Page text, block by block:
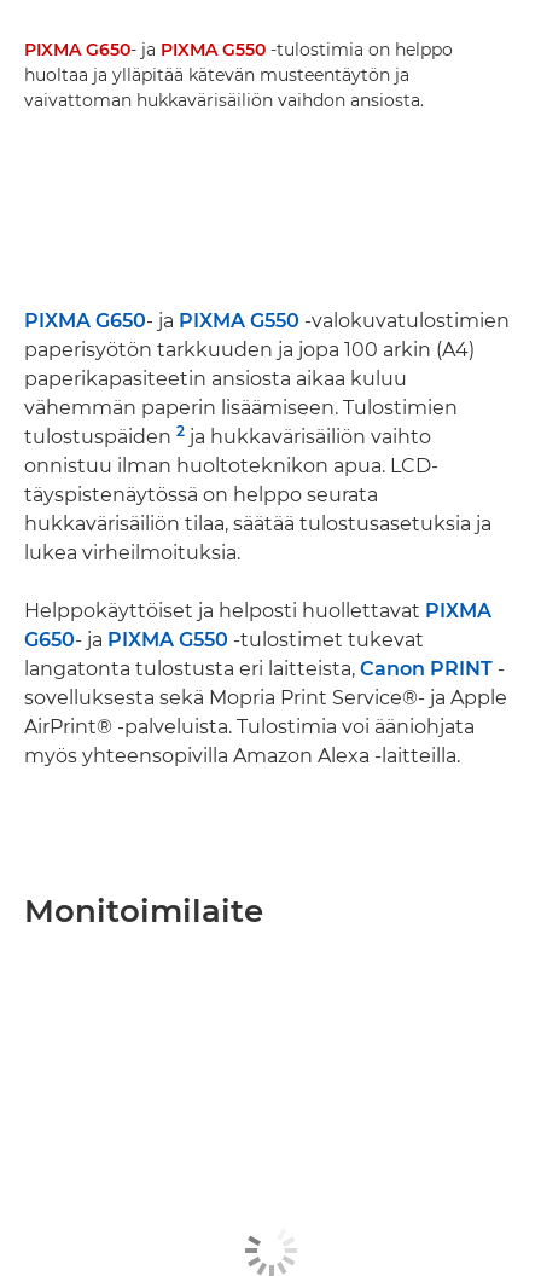
PIXMA G650- ja PIXMA G550 -tulostimia on helppo
huoltaa ja ylläpitää kätevän musteentäytön ja
vaivattoman hukkavärisäiliön vaihdon ansiosta.
PIXMA G650- ja PIXMA G550 -valokuvatulostimien
paperisyötön tarkkuuden ja jopa 100 arkin (A4)
paperikapasiteetin ansiosta aikaa kuluu
vähemmän paperin lisäämiseen. Tulostimien
tulostuspäiden 2 ja hukkavärisäiliön vaihto
onnistuu ilman huoltoteknikon apua. LCD-
täyspistenäytössä on helppo seurata
hukkavärisäiliön tilaa, säätää tulostusasetuksia ja
lukea virheilmoituksia.
Helppokäyttöiset ja helposti huollettavat PIXMA
G650- ja PIXMA G550 -tulostimet tukevat
langatonta tulostusta eri laitteista, Canon PRINT -
sovelluksesta sekä Mopria Print Service®- ja Apple
AirPrint® -palveluista. Tulostimia voi ääniohjata
myös yhteensopivilla Amazon Alexa -laitteilla.
Monitoimilaite